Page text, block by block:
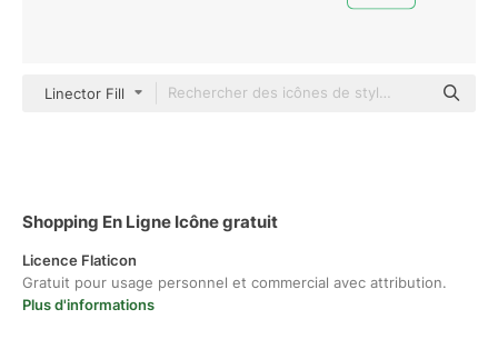
Linector Fill
Shopping En Ligne Icône gratuit
Licence Flaticon
Gratuit pour usage personnel et commercial avec attribution.
Plus d'informations